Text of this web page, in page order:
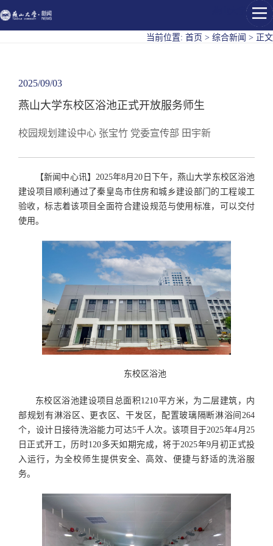
当前位置: 首页 > 综合新闻 > 正文
2025/09/03
燕山大学东校区浴池正式开放服务师生
校园规划建设中心 张宝竹 党委宣传部 田宇新
【新闻中心讯】2025年8月20日下午，燕山大学东校区浴池
建设项目顺利通过了秦皇岛市住房和城乡建设部门的工程竣工
验收，标志着该项目全面符合建设规范与使用标准，可以交付
使用。
东校区浴池
东校区浴池建设项目总面积1210平方米，为二层建筑，内
部规划有淋浴区、更衣区、干发区，配置玻璃隔断淋浴间264
个，设计日接待洗浴能力可达5千人次。该项目于2025年4月25
日正式开工，历时120多天如期完成，将于2025年9月初正式投
入运行，为全校师生提供安全、高效、便捷与舒适的洗浴服
务。